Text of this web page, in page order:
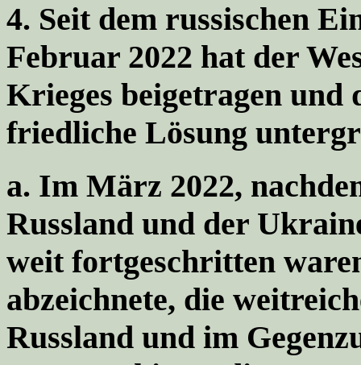
4. Seit dem russischen
Februar 2022 hat der
Krieges beigetragen
friedliche Lösung
a. Im März 2022,
Russland und der
weit fortgeschritten
abzeichnete, die
Russland und im